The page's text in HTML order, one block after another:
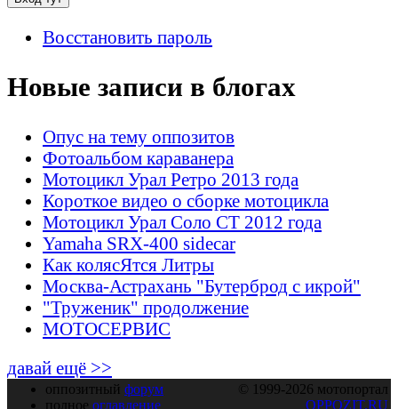
Восстановить пароль
Новые записи в блогах
Опус на тему оппозитов
Фотоальбом караванера
Мотоцикл Урал Ретро 2013 года
Короткое видео о сборке мотоцикла
Мотоцикл Урал Соло СТ 2012 года
Yamaha SRX-400 sidecar
Как колясЯтся Литры
Москва-Астрахань "Бутерброд с икрой"
"Труженик" продолжение
МОТОСЕРВИС
давай ещё >>
оппозитный форум
полное оглавление
© 1999-2026 мотопортал
OPPOZIT.RU